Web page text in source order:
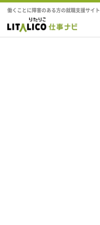
働くことに障害のある方の就職支援サイト